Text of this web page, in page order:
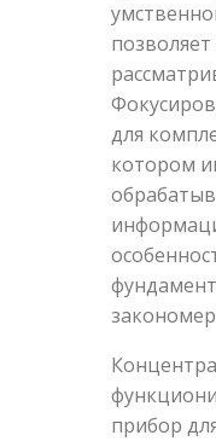
для
котором
прибор